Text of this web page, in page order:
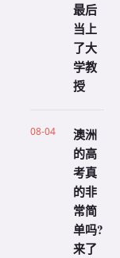
最后
当上
了大
学教
授
08-04
澳洲
的高
考真
的非
常简
单吗?
来了